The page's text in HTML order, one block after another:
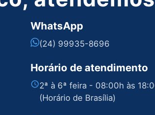
WhatsApp
(24) 99935-8696
Horário de atendimento
2ª à 6ª feira - 08:00h às
(Horário de Brasília)